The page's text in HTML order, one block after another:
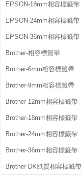
EPSON-18mm相容標籤帶
EPSON-24mm相容標籤帶
EPSON-36mm相容標籤帶
Brother-相容標籤帶
Brother-6mm相容標籤帶
Brother-9mm相容標籤帶
Brother-12mm相容標籤帶
Brother-18mm相容標籤帶
Brother-24mm相容標籤帶
Brother-36mm相容標籤帶
Brother-DK紙質相容標籤帶